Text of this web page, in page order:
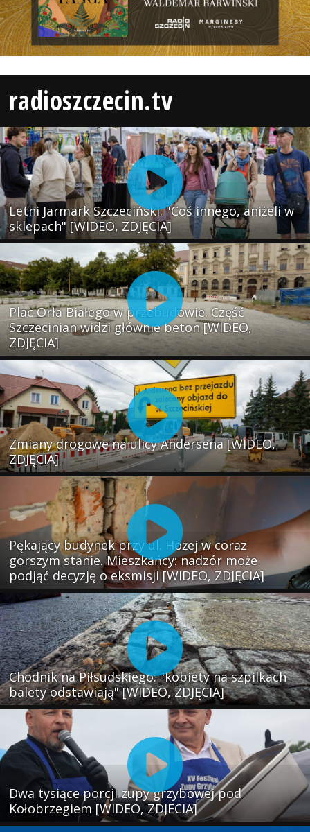
radioszczecin.tv
Letni Jarmark Szczeciński. "Coś innego, aniżeli w
sklepach" [WIDEO, ZDJĘCIA]
Plac Orła Białego w przebudowie. Część
Szczecinian widzi głównie beton [WIDEO,
ZDJĘCIA]
Zmiany drogowe na ulicy Andersena [WIDEO,
ZDJĘCIA]
Pękający budynek przy ul. Hożej w coraz
gorszym stanie. Mieszkańcy: nadzór może
podjąć decyzję o eksmisji [WIDEO, ZDJĘCIA]
Chodnik na Piłsudskiego: "kobiety na szpilkach
balety odstawiają" [WIDEO, ZDJĘCIA]
Dwa tysiące porcji zupy grzybowej pod
Kołobrzegiem [WIDEO, ZDJECIA]